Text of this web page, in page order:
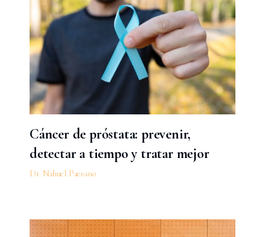
Cáncer de próstata: prevenir,
detectar a tiempo y tratar mejor
Dr. Nahuel Paesano